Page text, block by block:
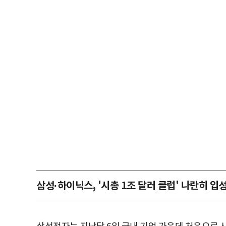
삼성·하이닉스, '시총 1조 달러 클럽' 나란히 입